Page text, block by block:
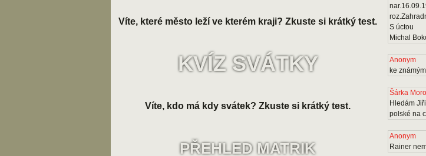
Víte, které město leží ve kterém kraji? Zkuste si krátký test.
KVÍZ SVÁTKY
Víte, kdo má kdy svátek? Zkuste si krátký test.
PŘEHLED MATRIK
S úctou
Michal
Anonym
ke
Šárka
Hledám
polské na
Anonym
Rainer